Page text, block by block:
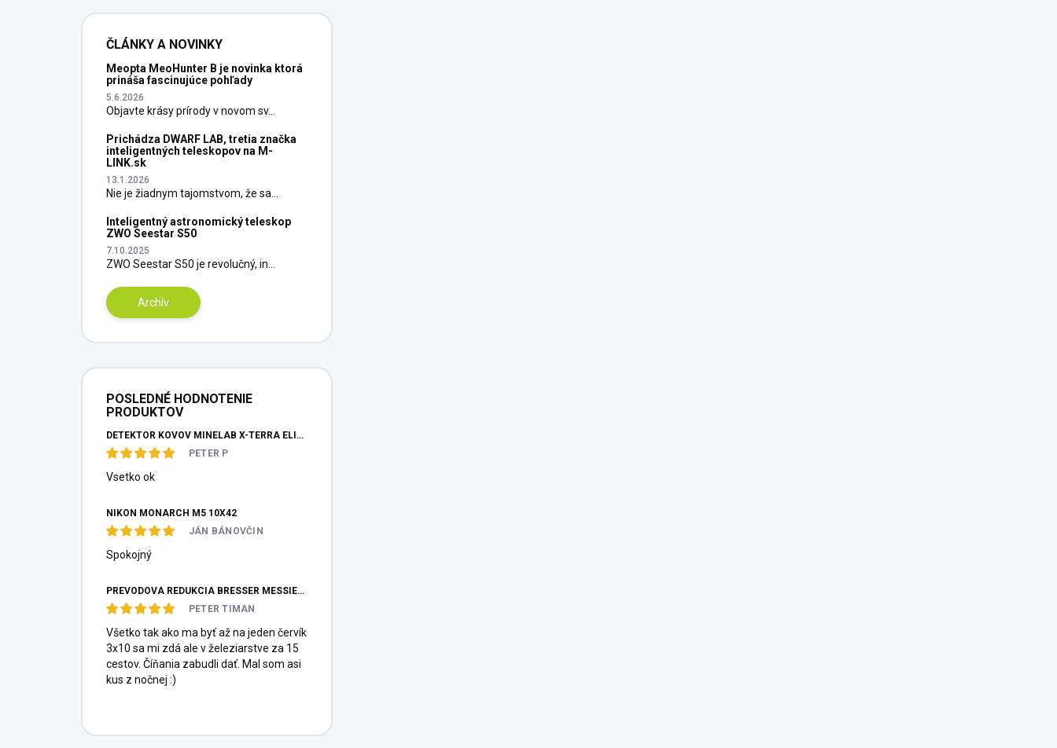
ČLÁNKY A NOVINKY
Meopta MeoHunter B je novinka ktorá
prináša fascinujúce pohľady
5.6.2026
Objavte krásy prírody v novom sv...
Prichádza DWARF LAB, tretia značka
inteligentných teleskopov na M-
LINK.sk
13.1.2026
Nie je žiadnym tajomstvom, že sa...
Inteligentný astronomický teleskop
ZWO Seestar S50
7.10.2025
ZWO Seestar S50 je revolučný, in...
Archív
POSLEDNÉ HODNOTENIE
PRODUKTOV
DETEKTOR KOVOV MINELAB X-TERRA ELITE PINPOITER SET
PETER P
Vsetko ok
NIKON MONARCH M5 10X42
JÁN BÁNOVČIN
Spokojný
PREVODOVÁ REDUKCIA BRESSER MESSIER HEXAFOC 1:10
PETER TIMAN
Všetko tak ako ma byť až na jeden červík
3x10 sa mi zdá ale v železiarstve za 15
cestov. Číňania zabudli dať. Mal som asi
kus z nočnej :)